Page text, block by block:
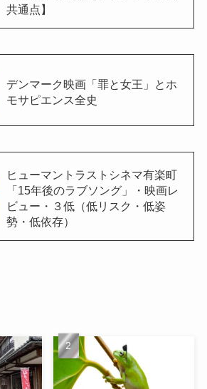
共通点】
デンマーク映画「罪と女王」とホ
モサピエンス全史
ヒューマントラストシネマ有楽町
「15年後のラブソング」・映画レ
ビュー・３低（低リスク・低姿
勢・低依存）